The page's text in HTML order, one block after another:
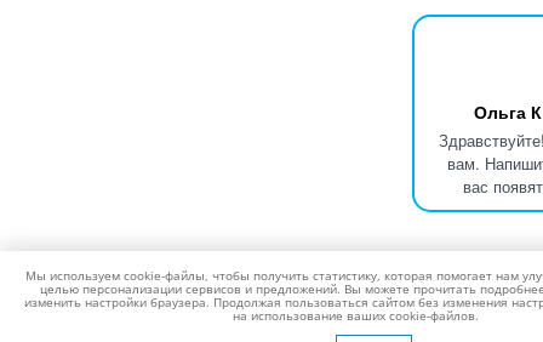
Ольга
вам.
вас
Мы используем cookie-файлы, чтобы получить статистику, которая помогает нам
целью персонализации сервисов и предложений. Вы можете прочитать
изменить настройки браузера. Продолжая пользоваться сайтом без изменения
на использование ваших cookie-файлов.